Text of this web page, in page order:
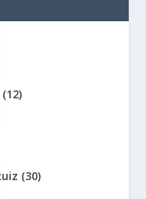
(12)
(30)